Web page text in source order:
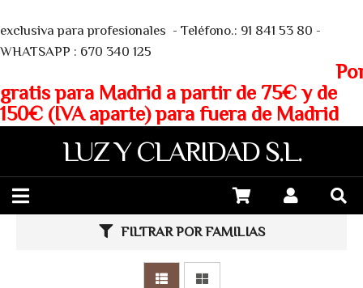
exclusiva para profesionales - Teléfono.: 91 841 53 80 -
WHATSAPP : 670 340 125
gratis para Madrid a partir de 75€ y de
150€ (IVA aparte) para fuera de Madrid
LUZ Y CLARIDAD S.L.
FILTRAR POR FAMILIAS
Más info